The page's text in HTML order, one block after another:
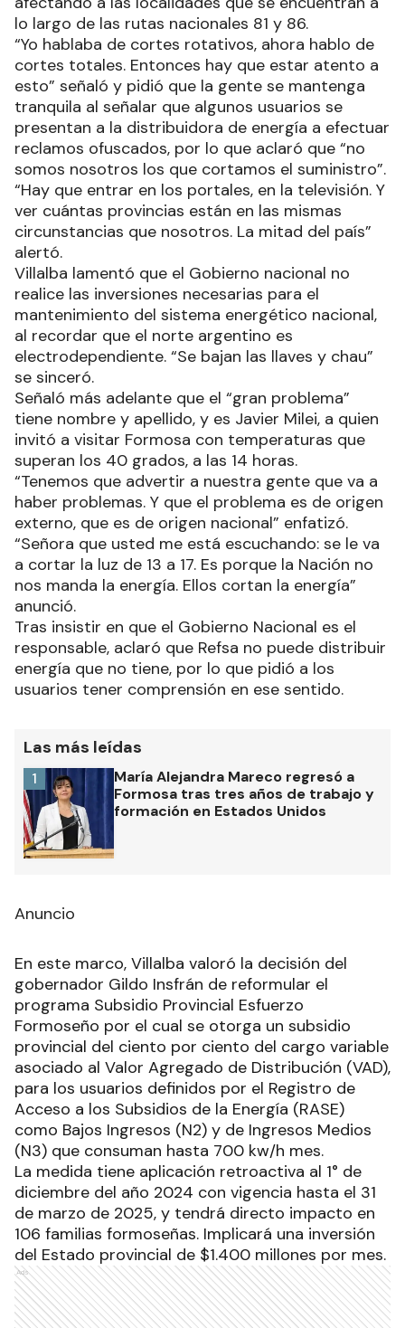
lo largo de las rutas nacionales 81 y 86.
“Yo hablaba de cortes rotativos, ahora hablo de
cortes totales. Entonces hay que estar atento a
esto” señaló y pidió que la gente se mantenga
tranquila al señalar que algunos usuarios se
presentan a la distribuidora de energía a efectuar
reclamos ofuscados, por lo que aclaró que “no
somos nosotros los que cortamos el suministro”.
“Hay que entrar en los portales, en la televisión. Y
ver cuántas provincias están en las mismas
circunstancias que nosotros. La mitad del país”
alertó.
Villalba lamentó que el Gobierno nacional no
realice las inversiones necesarias para el
mantenimiento del sistema energético nacional,
al recordar que el norte argentino es
electrodependiente. “Se bajan las llaves y chau”
se sinceró.
Señaló más adelante que el “gran problema”
tiene nombre y apellido, y es Javier Milei, a quien
invitó a visitar Formosa con temperaturas que
superan los 40 grados, a las 14 horas.
“Tenemos que advertir a nuestra gente que va a
haber problemas. Y que el problema es de origen
externo, que es de origen nacional” enfatizó.
“Señora que usted me está escuchando: se le va
a cortar la luz de 13 a 17. Es porque la Nación no
nos manda la energía. Ellos cortan la energía”
anunció.
Tras insistir en que el Gobierno Nacional es el
responsable, aclaró que Refsa no puede distribuir
energía que no tiene, por lo que pidió a los
usuarios tener comprensión en ese sentido.
Las más leídas
María Alejandra Mareco regresó a
Formosa tras tres años de trabajo y
formación en Estados Unidos
1
Anuncio
En este marco, Villalba valoró la decisión del
gobernador Gildo Insfrán de reformular el
programa Subsidio Provincial Esfuerzo
Formoseño por el cual se otorga un subsidio
provincial del ciento por ciento del cargo variable
asociado al Valor Agregado de Distribución (VAD),
para los usuarios definidos por el Registro de
Acceso a los Subsidios de la Energía (RASE)
como Bajos Ingresos (N2) y de Ingresos Medios
(N3) que consuman hasta 700 kw/h mes.
La medida tiene aplicación retroactiva al 1° de
diciembre del año 2024 con vigencia hasta el 31
de marzo de 2025, y tendrá directo impacto en
106 familias formoseñas. Implicará una inversión
del Estado provincial de $1.400 millones por mes.
Ads